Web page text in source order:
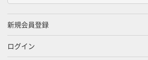
新規会員登録
ログイン